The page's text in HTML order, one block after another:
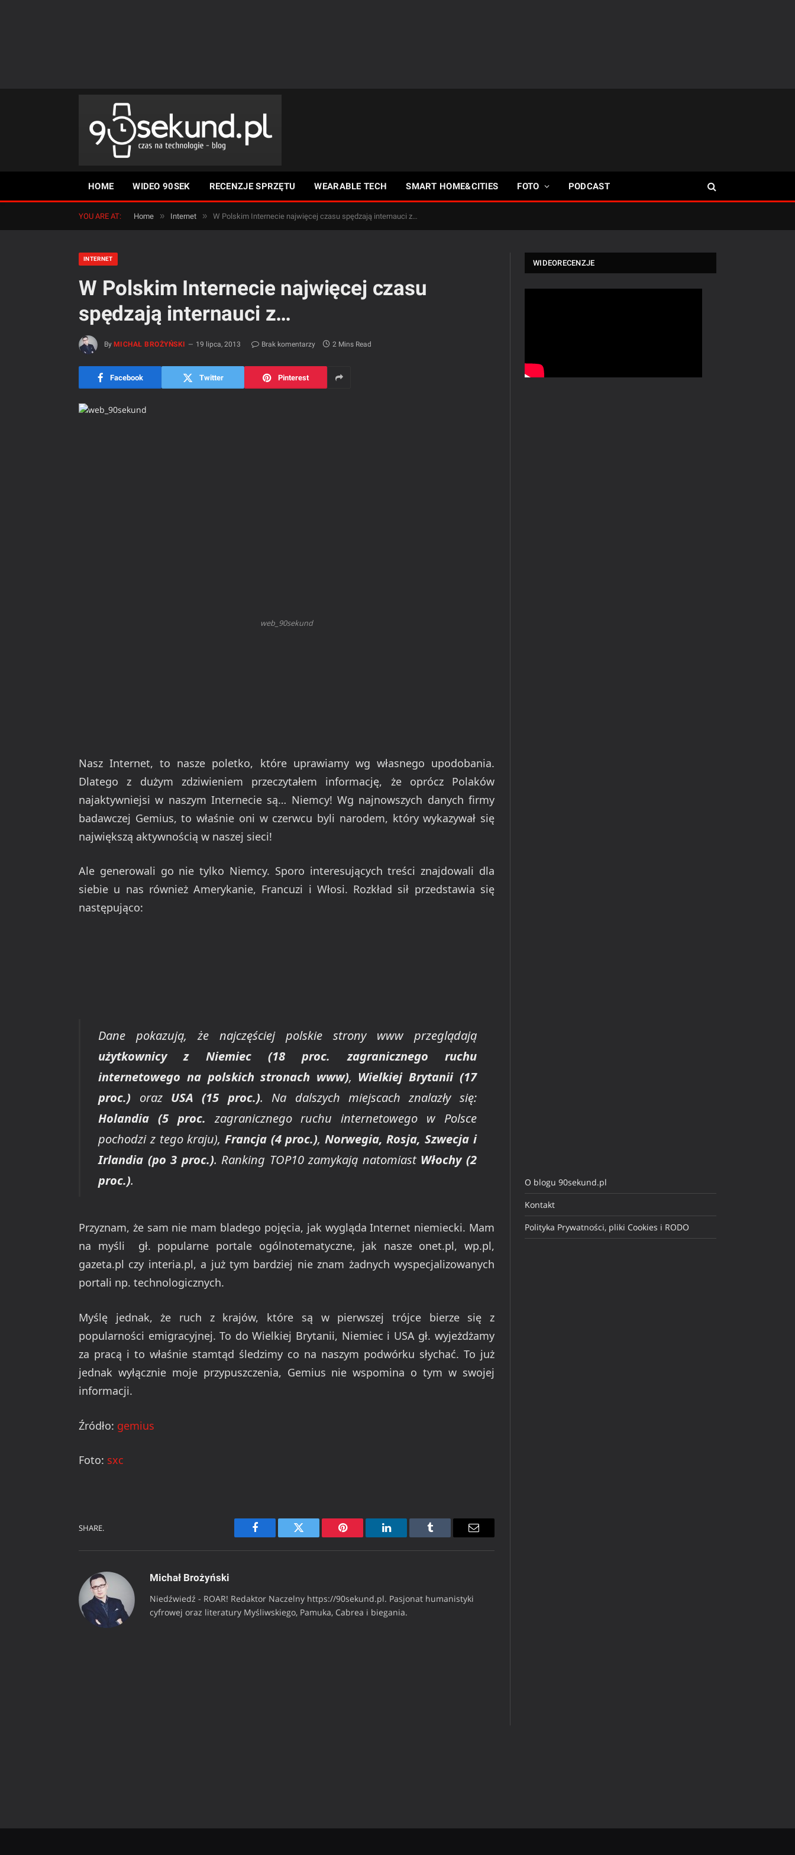
HOME WIDEO 90SEK RECENZJE SPRZĘTU WEARABLE TECH SMART HOME&CITIES FOTO PODCAST
YOU ARE AT: Home » Internet » W Polskim Internecie najwięcej czasu spędzają internauci z…
INTERNET
W Polskim Internecie najwięcej czasu
spędzają internauci z…
By MICHAŁ BROŻYŃSKI 19 lipca, 2013 Brak komentarzy 2 Mins Read
Facebook Twitter Pinterest
web_90sekund
Nasz Internet, to nasze poletko, które uprawiamy wg własnego upodobania.
Dlatego z dużym zdziwieniem przeczytałem informację, że oprócz Polaków
najaktywniejsi w naszym Internecie są… Niemcy! Wg najnowszych danych firmy
badawczej Gemius, to właśnie oni w czerwcu byli narodem, który wykazywał się
największą aktywnością w naszej sieci!
Ale generowali go nie tylko Niemcy. Sporo interesujących treści znajdowali dla
siebie u nas również Amerykanie, Francuzi i Włosi. Rozkład sił przedstawia się
następująco:
Dane pokazują, że najczęściej polskie strony www przeglądają
użytkownicy z Niemiec (18 proc. zagranicznego ruchu
internetowego na polskich stronach www), Wielkiej Brytanii (17
proc.) oraz USA (15 proc.). Na dalszych miejscach znalazły się:
Holandia (5 proc. zagranicznego ruchu internetowego w Polsce
pochodzi z tego kraju), Francja (4 proc.), Norwegia, Rosja, Szwecja i
Irlandia (po 3 proc.). Ranking TOP10 zamykają natomiast Włochy (2
proc.).
Przyznam, że sam nie mam bladego pojęcia, jak wygląda Internet niemiecki. Mam
na myśli gł. popularne portale ogólnotematyczne, jak nasze onet.pl, wp.pl,
gazeta.pl czy interia.pl, a już tym bardziej nie znam żadnych wyspecjalizowanych
portali np. technologicznych.
Myślę jednak, że ruch z krajów, które są w pierwszej trójce bierze się z
popularności emigracyjnej. To do Wielkiej Brytanii, Niemiec i USA gł. wyjeżdżamy
za pracą i to właśnie stamtąd śledzimy co na naszym podwórku słychać. To już
jednak wyłącznie moje przypuszczenia, Gemius nie wspomina o tym w swojej
informacji.
Źródło: gemius
Foto: sxc
SHARE.
Facebook Twitter Pinterest LinkedIn Tumblr Email
Michał Brożyński
Niedźwiedź - ROAR! Redaktor Naczelny https://90sekund.pl. Pasjonat humanistyki
cyfrowej oraz literatury Myśliwskiego, Pamuka, Cabrea i biegania.
WIDEORECENZJE
O blogu 90sekund.pl
Kontakt
Polityka Prywatności, pliki Cookies i RODO